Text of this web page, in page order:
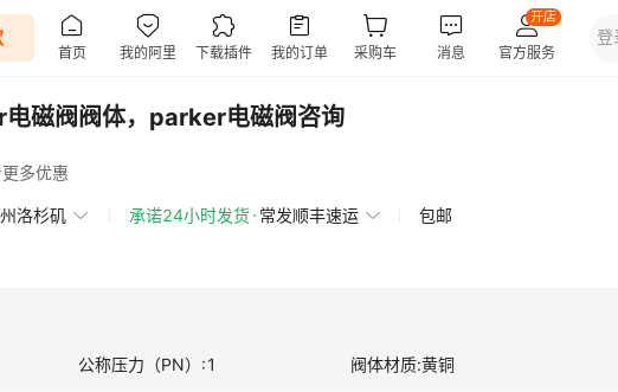
磁阀阀体，parker电磁阀咨询
多优惠
洛杉矶 承诺24小时发货 常发顺丰速运 包邮
公称压力（PN） :1 阀体材质:黄铜